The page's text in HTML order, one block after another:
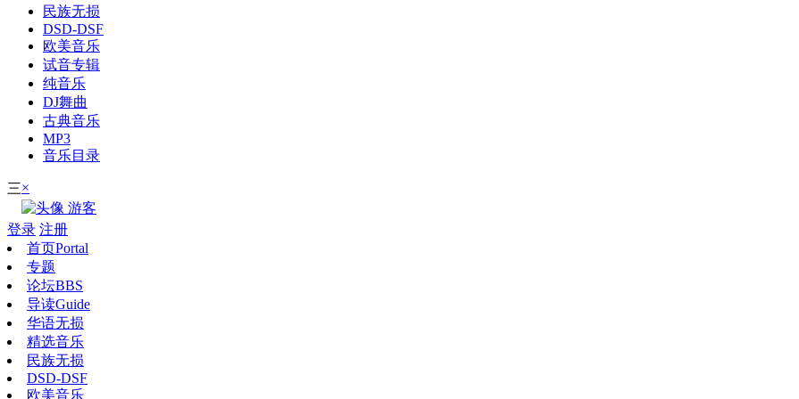
民族无损
DSD-DSF
欧美音乐
试音专辑
纯音乐
DJ舞曲
古典音乐
MP3
音乐目录
三×
游客
登录 注册
首页Portal
专题
论坛BBS
导读Guide
华语无损
精选音乐
民族无损
DSD-DSF
欧美音乐